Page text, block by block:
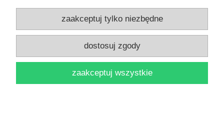
Czyste serca / Maria Dąbrowska
zaakceptuj tylko niezbędne
dostosuj zgody
zaakceptuj wszystkie